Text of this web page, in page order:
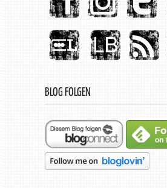
BLOG FOLGEN